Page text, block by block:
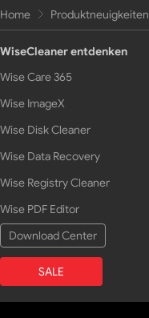
Home Produktneuigkeiten
WiseCleaner entdenken
Wise Care 365
Wise ImageX
Wise Disk Cleaner
Wise Data Recovery
Wise Registry Cleaner
Wise PDF Editor
Download Center
SALE